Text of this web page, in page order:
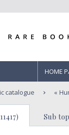
HOME
catalogue
Sub